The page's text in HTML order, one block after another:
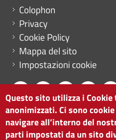
Menu footer
Colophon
Privacy
Cookie Policy
Mappa del sito
Impostazioni cookie
CAMERA DI COMMERCIO
via Alto Adige 60 | I-
Questo sito utilizza i
anonimizzati. Ci sono
navigare all’interno del
parti impostati da un sito